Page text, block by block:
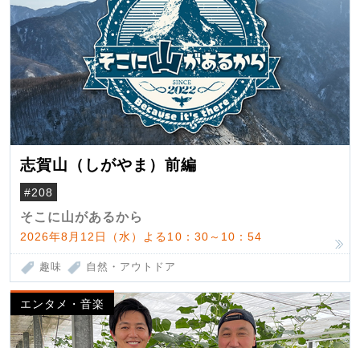
志賀山（しがやま）前編
#208
そこに山があるから
2026年8月12日（水）よる10：30～10：54
趣味 自然・アウトドア
エンタメ・音楽